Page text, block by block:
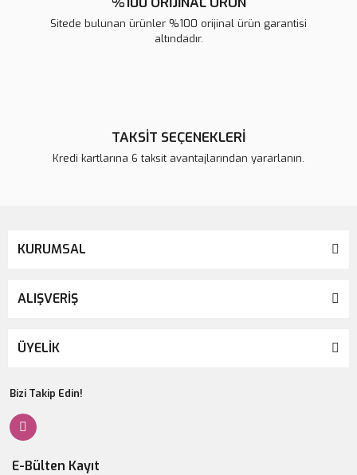
Sitede bulunan ürünler %100 orijinal ürün garantisi
altındadır.
TAKSİT SEÇENEKLERİ
Kredi kartlarına 6 taksit avantajlarından yararlanın.
KURUMSAL
ALIŞVERİŞ
ÜYELİK
Bizi Takip Edin!
E-Bülten Kayıt